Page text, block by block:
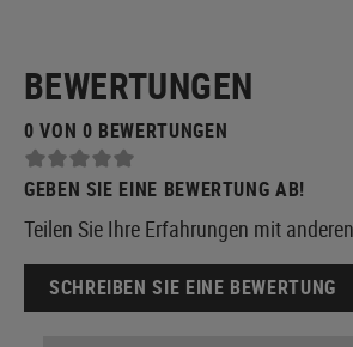
BEWERTUNGEN
0 VON 0 BEWERTUNGEN
GEBEN SIE EINE BEWERTUNG AB!
Teilen Sie Ihre Erfahrungen mit
SCHREIBEN SIE EINE BEWERTUNG